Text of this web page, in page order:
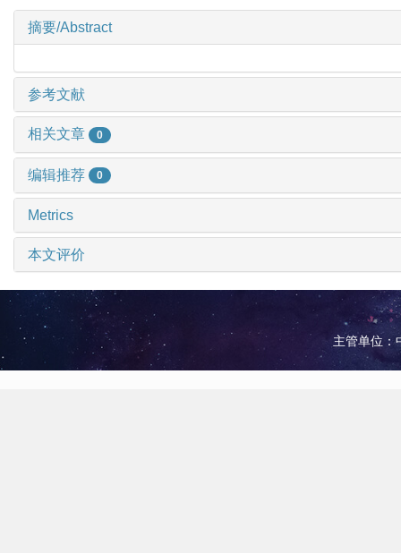
摘要/Abstract
参考文献
相关文章 0
编辑推荐 0
Metrics
本文评价
主管单位：